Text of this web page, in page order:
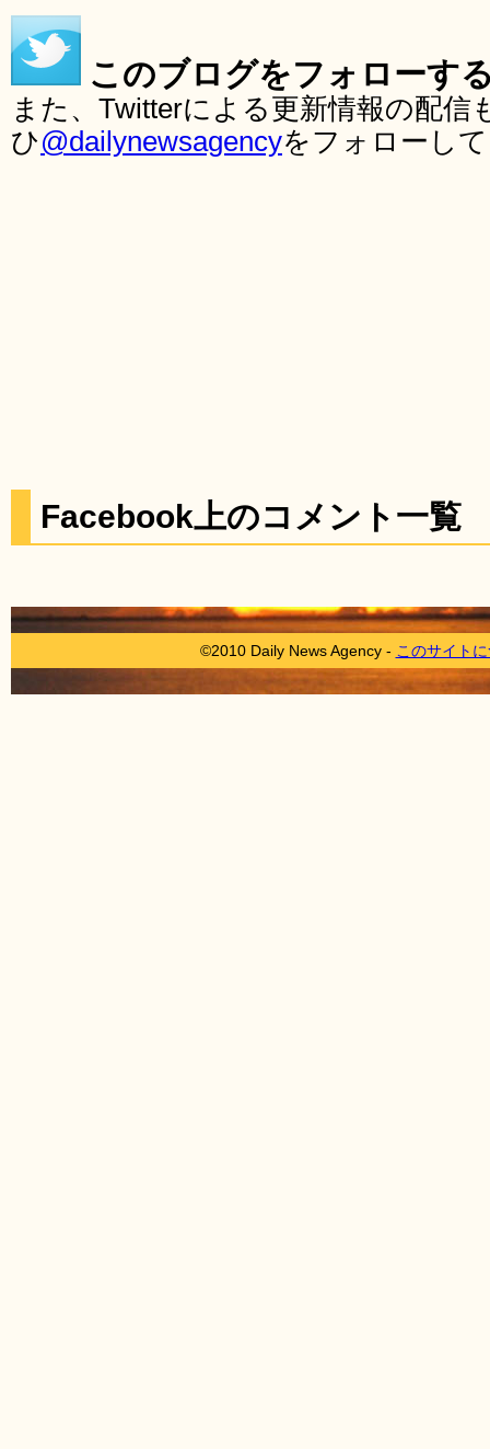
このブログをフォローす
また、Twitterによる更新情報の配
ひ@dailynewsagencyをフォローし
Facebook上のコメント一覧
©2010 Daily News Agency - このサイト